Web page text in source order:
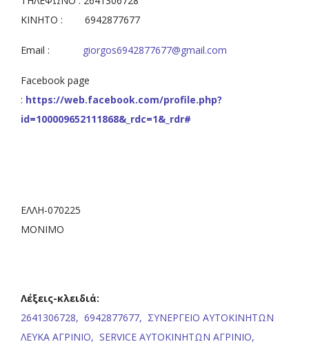
ΚΙΝΗΤΟ : 6942877677
Email : giorgos6942877677@gmail.com
Facebook page
: https://web.facebook.com/profile.php?
id=100009652111868&_rdc=1&_rdr#
ΕΛΛΗ-070225
ΜΟΝΙΜΟ
Λέξεις-κλειδιά:
2641306728, 6942877677, ΣΥΝΕΡΓΕΙΟ ΑΥΤΟΚΙΝΗΤΩΝ
ΛΕΥΚΑ ΑΓΡΙΝΙΟ, SERVICE ΑΥΤΟΚΙΝΗΤΩΝ ΑΓΡΙΝΙΟ,